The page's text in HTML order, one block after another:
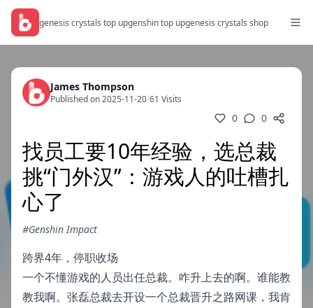
genesis crystals top upgenshin top upgenesis crystals shop
James Thompson
Published on 2025-11-20/61 Visits
0 0
找员工要10年经验，选总裁
挑“门外汉”：游戏人的吐槽扎
心了
#Genshin Impact
跨界4年，停职收场
一个不懂游戏的人员出任总裁。咋升上去的啊。谁能教
教我啊。张磊总裁去开设一个总裁晋升之路网课，我肯